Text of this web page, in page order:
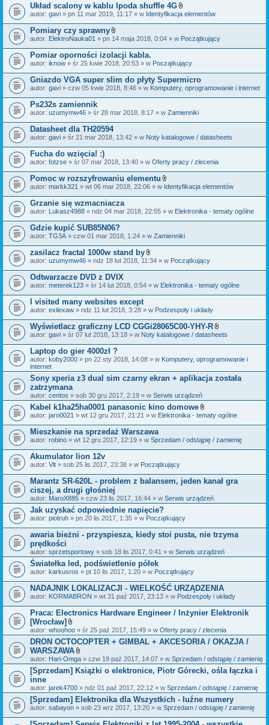
Układ scalony w kablu Ipoda shuffle 4G
Z
ł
c
z
i
k
i
autor: gavi » pn 11 mar 2019, 11:17 » w Identyfikacja elementów
Pomiary czy sprawny
Z
ł
ą
c
z
n
i
autor: ElektroNauka01 » pn 14 maja 2018, 0:04 » w Początkujący
Pomiar oporności izolacji kabla.
autor: iknow » śr 25 kwie 2018, 20:53 » w Początkujący
Gniazdo VGA super slim do płyty Supermicro
autor: gavi » czw 05 kwie 2018, 8:46 » w Komputery, oprogramowanie i internet
Ps232s zamiennik
autor: uzumymw46 » śr 28 mar 2018, 8:17 » w Zamienniki
Datasheet dla TH20594
autor: gavi » śr 21 mar 2018, 13:42 » w Noty katalogowe / datasheets
Fucha do wzięcia! :)
autor: fotzse » śr 07 mar 2018, 13:40 » w Oferty pracy / zlecenia
Pomoc w rozszyfrowaniu elementu
Z
ł
c
z
i
autor: markk321 » wt 06 mar 2018, 22:06 » w Identyfikacja elementów
Grzanie się wzmacniacza
autor: Lukasz4988 » ndz 04 mar 2018, 22:55 » w Elektronika - tematy ogólne
Gdzie kupić SUB85N06?
autor: TG3A » czw 01 mar 2018, 1:24 » w Zamienniki
zasilacz fractal 1000w stand by
Z
ł
c
z
i
i
autor: uzumymw46 » ndz 18 lut 2018, 11:34 » w Początkujący
Odtwarzacze DVD z DVIX
autor: meterek123 » śr 14 lut 2018, 0:54 » w Elektronika - tematy ogólne
I visited many websites except
autor: exilexaw » ndz 11 lut 2018, 3:28 » w Podzespoły i układy
Wyświetlacz graficzny LCD CGGi28065C00-YHY-R
Z
ł
c
n
i
autor: gavi » śr 07 lut 2018, 13:18 » w Noty katalogowe / datasheets
Laptop do gier 4000zł ?
autor: koby2000 » pn 22 sty 2018, 14:08 » w Komputery, oprogramowanie i
internet
Sony xperia z3 dual sim czarny ekran + aplikacja została
zatrzymana
autor: centos » sob 30 gru 2017, 2:19 » w Serwis urządzeń
Kabel k1ha25ha0001 panasonic kino domowe
Z
ł
c
z
i
autor: jaro0021 » wt 12 gru 2017, 21:21 » w Elektronika - tematy ogólne
Mieszkanie na sprzedaż Warszawa
autor: robino » wt 12 gru 2017, 12:19 » w Sprzedam / odstąpię / zamienię
Akumulator lion 12v
autor: Vlt » sob 25 lis 2017, 23:38 » w Początkujący
Marantz SR-620L - problem z balansem, jeden kanał gra
ciszej, a drugi głośniej
autor: MaroX885 » czw 23 lis 2017, 16:44 » w Serwis urządzeń
Jak uzyskać odpowiednie napięcie?
autor: piotruh » pn 20 lis 2017, 1:35 » w Początkujący
awaria bieżni - przyspiesza, kiedy stoi pusta, nie trzyma
prędkości
autor: sprzetsportowy » sob 18 lis 2017, 0:41 » w Serwis urządzeń
Światełka led, podświetlenie półek
autor: karkusros » pt 10 lis 2017, 1:20 » w Początkujący
NADAJNIK LOKALIZACJI - WIELKOŚĆ URZĄDZENIA
autor: KORMABRON » wt 31 paź 2017, 23:13 » w Podzespoły i układy
Praca: Electronics Hardware Engineer / Inżynier Elektronik
[Wrocław]
Z
a
ł
ą
c
z
k
i
autor: whoohoo » śr 25 paź 2017, 15:49 » w Oferty pracy / zlecenia
DRON OCTOCOPTER + GIMBAL + AKCESORIA / OKAZJA /
WARSZAWA
Z
a
ł
c
z
n
i
i
autor: Hari-Omga » czw 19 paź 2017, 14:07 » w Sprzedam / odstąpię / zamienię
[Sprzedam] Książki o elektronice, Piotr Górecki, ośla łączka i
inne
autor: jarek4700 » ndz 01 paź 2017, 22:12 » w Sprzedam / odstąpię / zamienię
[Sprzedam] Elektronika dla Wszystkich - luźne numery
autor: sabayon » sob 23 wrz 2017, 13:20 » w Sprzedam / odstąpię / zamienię